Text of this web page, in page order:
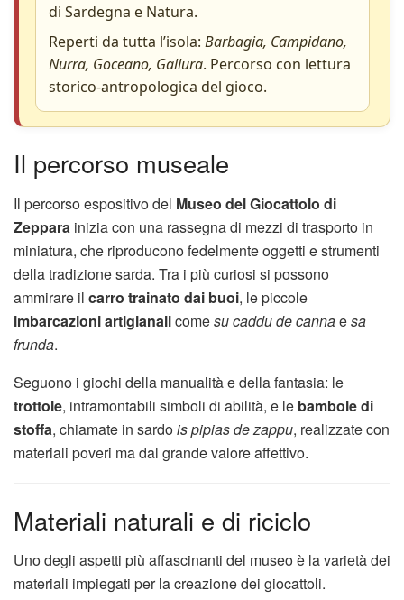
di Sardegna e Natura.
Reperti da tutta l’isola: Barbagia, Campidano,
Nurra, Goceano, Gallura. Percorso con lettura
storico-antropologica del gioco.
Il percorso museale
Il percorso espositivo del Museo del Giocattolo di
Zeppara inizia con una rassegna di mezzi di trasporto in
miniatura, che riproducono fedelmente oggetti e strumenti
della tradizione sarda. Tra i più curiosi si possono
ammirare il carro trainato dai buoi, le piccole
imbarcazioni artigianalicomesu caddu de cannaesa
frunda.
Seguono i giochi della manualità e della fantasia: le
trottole, intramontabili simboli di abilità, e le bambole di
stoffa, chiamate in sardois pipias de zappu, realizzate con
materiali poveri ma dal grande valore affettivo.
Materiali naturali e di riciclo
Uno degli aspetti più affascinanti del museo è la varietà dei
materiali impiegati per la creazione dei giocattoli.